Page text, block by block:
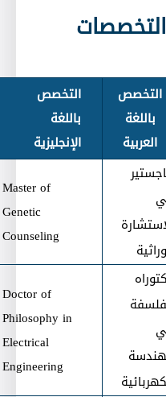
التخصص
باللغة
العربية
التخصص
باللغة
الإنجليزية
Master of
Genetic
Counseling
Doctor of
Philosophy in
Electrical
Engineering